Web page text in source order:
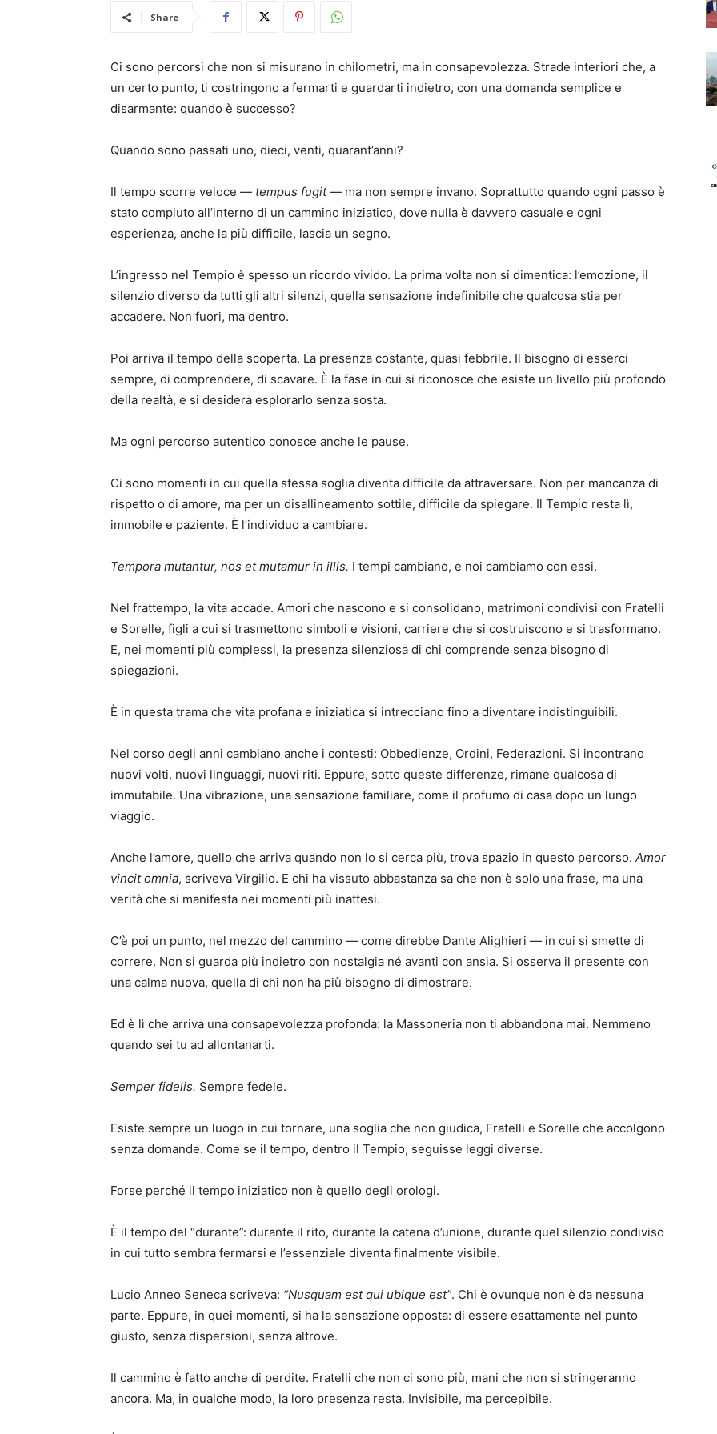
Share
Ci sono percorsi che non si misurano in chilometri, ma in consapevolezza. Strade interiori che, a
un certo punto, ti costringono a fermarti e guardarti indietro, con una domanda semplice e
disarmante: quando è successo?
Quando sono passati uno, dieci, venti, quarant’anni?
Il tempo scorre veloce — tempus fugit— ma non sempre invano. Soprattutto quando ogni passo è
stato compiuto all’interno di un cammino iniziatico, dove nulla è davvero casuale e ogni
esperienza, anche la più difficile, lascia un segno.
L’ingresso nel Tempio è spesso un ricordo vivido. La prima volta non si dimentica: l’emozione, il
silenzio diverso da tutti gli altri silenzi, quella sensazione indefinibile che qualcosa stia per
accadere. Non fuori, ma dentro.
Poi arriva il tempo della scoperta. La presenza costante, quasi febbrile. Il bisogno di esserci
sempre, di comprendere, di scavare. È la fase in cui si riconosce che esiste un livello più profondo
della realtà, e si desidera esplorarlo senza sosta.
Ma ogni percorso autentico conosce anche le pause.
Ci sono momenti in cui quella stessa soglia diventa difficile da attraversare. Non per mancanza di
rispetto o di amore, ma per un disallineamento sottile, difficile da spiegare. Il Tempio resta lì,
immobile e paziente. È l’individuo a cambiare.
Tempora mutantur, nos et mutamur in illis. I tempi cambiano, e noi cambiamo con essi.
Nel frattempo, la vita accade. Amori che nascono e si consolidano, matrimoni condivisi con Fratelli
e Sorelle, figli a cui si trasmettono simboli e visioni, carriere che si costruiscono e si trasformano.
E, nei momenti più complessi, la presenza silenziosa di chi comprende senza bisogno di
spiegazioni.
È in questa trama che vita profana e iniziatica si intrecciano fino a diventare indistinguibili.
Nel corso degli anni cambiano anche i contesti: Obbedienze, Ordini, Federazioni. Si incontrano
nuovi volti, nuovi linguaggi, nuovi riti. Eppure, sotto queste differenze, rimane qualcosa di
immutabile. Una vibrazione, una sensazione familiare, come il profumo di casa dopo un lungo
viaggio.
Anche l’amore, quello che arriva quando non lo si cerca più, trova spazio in questo percorso. Amor
vincit omnia, scriveva Virgilio. E chi ha vissuto abbastanza sa che non è solo una frase, ma una
verità che si manifesta nei momenti più inattesi.
C’è poi un punto, nel mezzo del cammino — come direbbe Dante Alighieri — in cui si smette di
correre. Non si guarda più indietro con nostalgia né avanti con ansia. Si osserva il presente con
una calma nuova, quella di chi non ha più bisogno di dimostrare.
Ed è lì che arriva una consapevolezza profonda: la Massoneria non ti abbandona mai. Nemmeno
quando sei tu ad allontanarti.
Semper fidelis. Sempre fedele.
Esiste sempre un luogo in cui tornare, una soglia che non giudica, Fratelli e Sorelle che accolgono
senza domande. Come se il tempo, dentro il Tempio, seguisse leggi diverse.
Forse perché il tempo iniziatico non è quello degli orologi.
È il tempo del “durante”: durante il rito, durante la catena d’unione, durante quel silenzio condiviso
in cui tutto sembra fermarsi e l’essenziale diventa finalmente visibile.
Lucio Anneo Seneca scriveva: “Nusquam est qui ubique est”. Chi è ovunque non è da nessuna
parte. Eppure, in quei momenti, si ha la sensazione opposta: di essere esattamente nel punto
giusto, senza dispersioni, senza altrove.
Il cammino è fatto anche di perdite. Fratelli che non ci sono più, mani che non si stringeranno
ancora. Ma, in qualche modo, la loro presenza resta. Invisibile, ma percepibile.